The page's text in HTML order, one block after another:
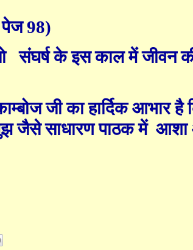
पेज 98)
संघर्ष के इस काल में जीवन
म्बोज जी का हार्दिक आभार
जैसे साधारण पाठक में आशा